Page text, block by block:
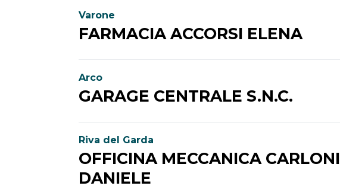
Varone
FARMACIA ACCORSI ELENA
Arco
GARAGE CENTRALE S.N.C.
Riva del Garda
OFFICINA MECCANICA CARLONI
DANIELE